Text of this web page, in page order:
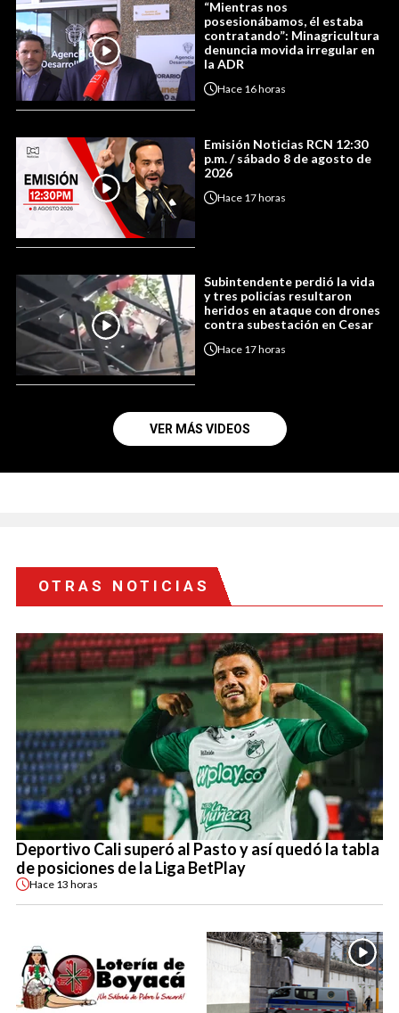
“Mientras nos
posesionábamos, él estaba
contratando”: Minagricultura
denuncia movida irregular en
la ADR
Hace 16 horas
Emisión Noticias RCN 12:30
p.m. / sábado 8 de agosto de
2026
Hace 17 horas
Subintendente perdió la vida
y tres policías resultaron
heridos en ataque con drones
contra subestación en Cesar
Hace 17 horas
VER MÁS VIDEOS
OTRAS NOTICIAS
Deportivo Cali superó al Pasto y así quedó la tabla
de posiciones de la Liga BetPlay
Hace 13 horas